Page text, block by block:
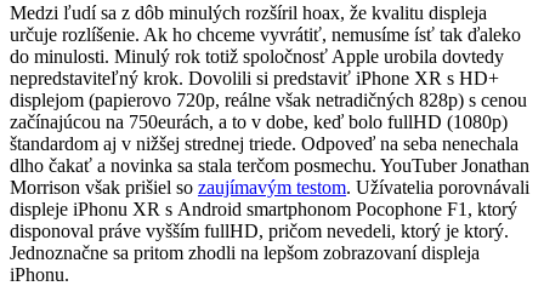
Medzi ľudí sa z dôb minulých rozšíril hoax, že kvalitu displeja
určuje rozlíšenie. Ak ho chceme vyvrátiť, nemusíme ísť tak ďaleko
do minulosti. Minulý rok totiž spoločnosť Apple urobila dovtedy
nepredstaviteľný krok. Dovolili si predstaviť iPhone XR s HD+
displejom (papierovo 720p, reálne však netradičných 828p) s cenou
začínajúcou na 750eurách, a to v dobe, keď bolo fullHD (1080p)
štandardom aj v nižšej strednej triede. Odpoveď na seba nenechala
dlho čakať a novinka sa stala terčom posmechu. YouTuber Jonathan
Morrison však prišiel so zaujímavým testom. Užívatelia porovnávali
displeje iPhonu XR s Android smartphonom Pocophone F1, ktorý
disponoval práve vyšším fullHD, pričom nevedeli, ktorý je ktorý.
Jednoznačne sa pritom zhodli na lepšom zobrazovaní displeja
iPhonu.